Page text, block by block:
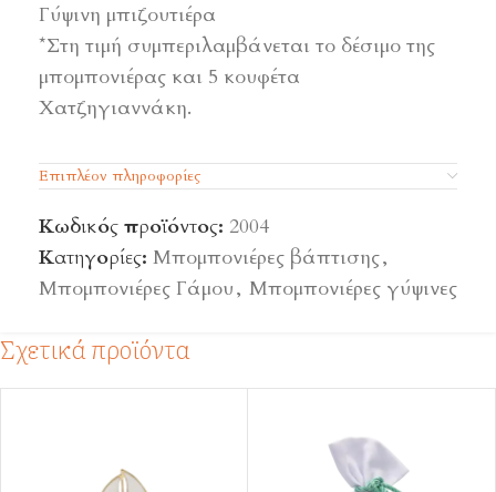
Γύψινη μπιζουτιέρα
*Στη τιμή συμπεριλαμβάνεται το δέσιμο της
μπομπονιέρας και 5 κουφέτα
Χατζηγιαννάκη.
Επιπλέον πληροφορίες
Κωδικός προϊόντος: 2004
Κατηγορίες: Μπομπονιέρες βάπτισης,
Μπομπονιέρες Γάμου, Μπομπονιέρες γύψινες
Σχετικά προϊόντα